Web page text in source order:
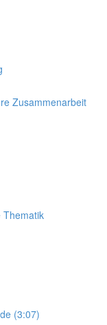
Zusammenarbeit
Thematik
(3:07)